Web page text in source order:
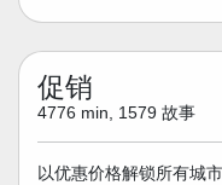
促销
4776 min, 1579 故事
以优惠价格解锁所有城